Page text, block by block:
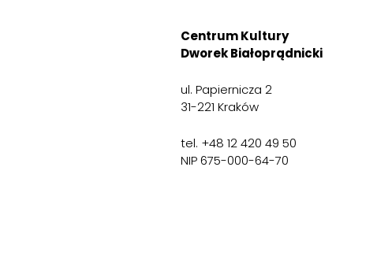
Centrum Kultury
Dworek Białoprądnicki
ul. Papiernicza 2
31-221 Kraków
tel. +48 12 420 49 50
NIP 675-000-64-70